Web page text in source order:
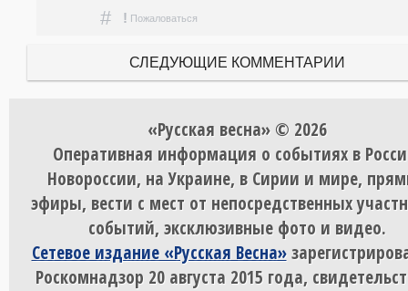
# ! Пожаловаться
СЛЕДУЮЩИЕ КОММЕНТАРИИ
«Русская весна» © 2026
Оперативная информация о событиях в
Новороссии, на Украине, в Сирии и мире,
эфиры, вести с мест от непосредственных
событий, эксклюзивные фото и видео.
Сетевое издание «Русская Весна»
Роскомнадзор 20 августа 2015 года,